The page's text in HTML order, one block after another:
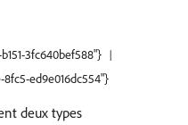
3fc640bef588"}
8fc5-ed9e016dc554"}
deux types